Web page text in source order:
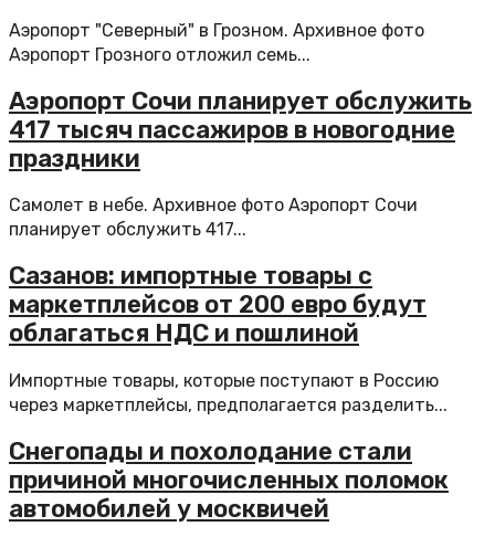
Аэропорт "Северный" в Грозном. Архивное фото
Аэропорт Грозного отложил семь...
Аэропорт Сочи планирует обслужить
417 тысяч пассажиров в новогодние
праздники
Самолет в небе. Архивное фото Аэропорт Сочи
планирует обслужить 417...
Сазанов: импортные товары с
маркетплейсов от 200 евро будут
облагаться НДС и пошлиной
Импортные товары, которые поступают в Россию
через маркетплейсы, предполагается разделить...
Снегопады и похолодание стали
причиной многочисленных поломок
автомобилей у москвичей